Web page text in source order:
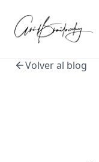
Volver al blog